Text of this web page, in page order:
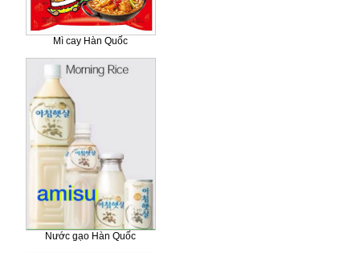
Mì cay Hàn Quốc
Nước gạo Hàn Quốc